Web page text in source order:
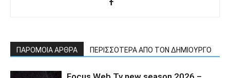
ΠΑΡΟΜΟΙΑ ΑΡΘΡΑ ΠΕΡΙΣΣΟΤΕΡΑ ΑΠΟ ΤΟΝ ΔΗΜΙΟΥΡΓΟ